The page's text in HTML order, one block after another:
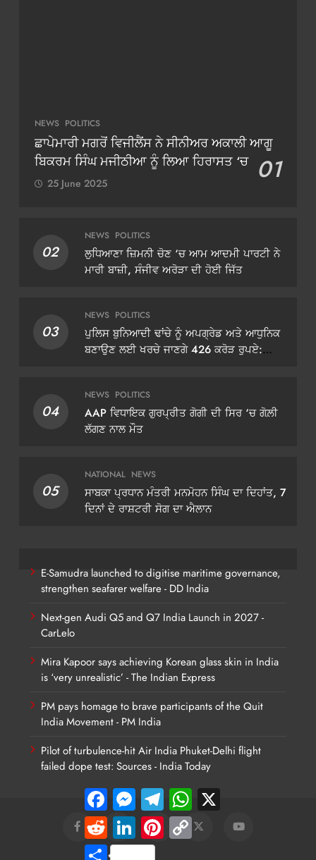
NEWS POLITICS
ਛਾਪੇਮਾਰੀ ਮਗਰੋਂ ਵਿਜੀਲੈਂਸ ਨੇ ਸੀਨੀਅਰ ਅਕਾਲੀ ਆਗੂ
ਬਿਕਰਮ ਸਿੰਘ ਮਜੀਠੀਆ ਨੂੰ ਲਿਆ ਹਿਰਾਸਤ ‘ਚ 01
25 June 2025
02
NEWS POLITICS
ਲੁਧਿਆਣਾ ਜ਼ਿਮਨੀ ਚੋਣ ‘ਚ ਆਮ ਆਦਮੀ ਪਾਰਟੀ ਨੇ
ਮਾਰੀ ਬਾਜ਼ੀ, ਸੰਜੀਵ ਅਰੋੜਾ ਦੀ ਹੋਈ ਜਿੱਤ
03
NEWS POLITICS
ਪੁਲਿਸ ਬੁਨਿਆਦੀ ਢਾਂਚੇ ਨੂੰ ਅਪਗ੍ਰੇਡ ਅਤੇ ਆਧੁਨਿਕ
ਬਣਾਉਣ ਲਈ ਖਰਚੇ ਜਾਣਗੇ 426 ਕਰੋੜ ਰੁਪਏ:
04
NEWS POLITICS
AAP ਵਿਧਾਇਕ ਗੁਰਪ੍ਰੀਤ ਗੋਗੀ ਦੀ ਸਿਰ ‘ਚ ਗੋਲ਼ੀ
ਲੱਗਣ ਨਾਲ ਮੌਤ
05
NATIONAL NEWS
ਸਾਬਕਾ ਪ੍ਰਧਾਨ ਮੰਤਰੀ ਮਨਮੋਹਨ ਸਿੰਘ ਦਾ ਦਿਹਾਂਤ, 7
ਦਿਨਾਂ ਦੇ ਰਾਸ਼ਟਰੀ ਸੋਗ ਦਾ ਐਲਾਨ
E-Samudra launched to digitise maritime governance,
strengthen seafarer welfare - DD India
Next-gen Audi Q5 and Q7 India Launch in 2027 -
CarLelo
Mira Kapoor says achieving Korean glass skin in India
is ‘very unrealistic’ - The Indian Express
PM pays homage to brave participants of the Quit
India Movement - PM India
Pilot of turbulence-hit Air India Phuket-Delhi flight
failed dope test: Sources - India Today
FacebookMessengerTelegramWhatsApp
Reddit LinkedInPinterestCopy
Link
Share